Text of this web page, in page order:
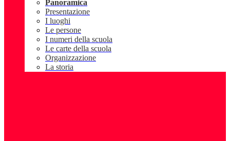
Panoramica
Presentazione
I luoghi
Le persone
I numeri della scuola
Le carte della scuola
Organizzazione
La storia